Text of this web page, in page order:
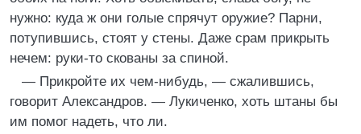
нужно: куда ж они голые спрячут оружие? Парни,
потупившись, стоят у стены. Даже срам прикрыть
нечем: руки-то скованы за спиной.
— Прикройте их чем-нибудь, — сжалившись,
говорит Александров. — Лукиченко, хоть штаны бы
им помог надеть, что ли.